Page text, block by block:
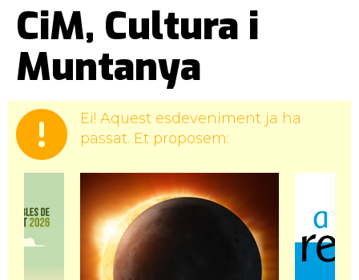
CiM, Cultura i
Muntanya
Ei! Aquest esdeveniment ja ha
passat. Et proposem: